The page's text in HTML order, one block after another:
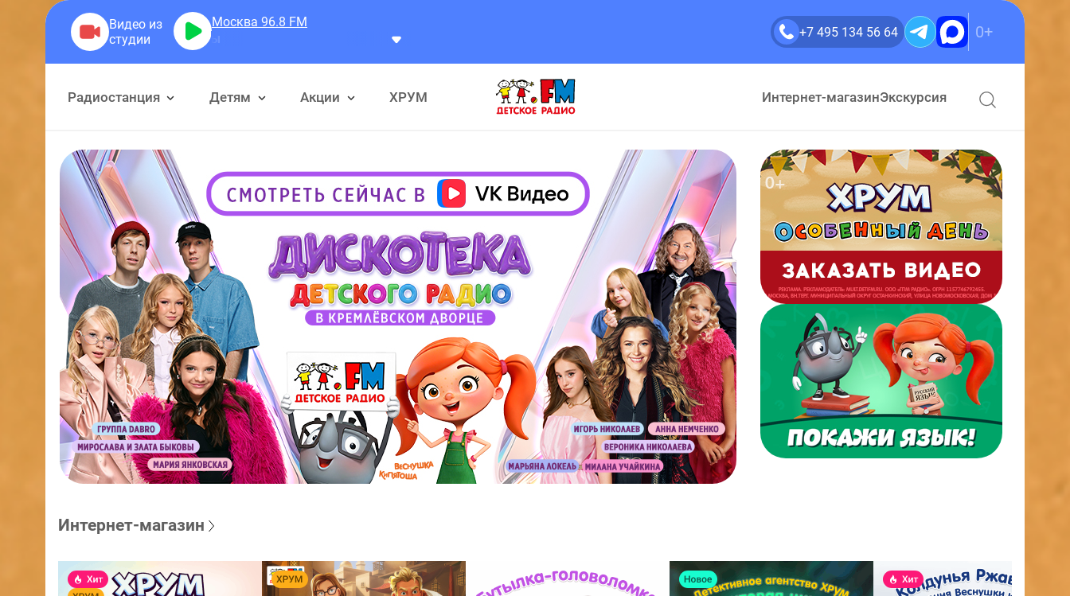
Москва 96.8 FM
Герра Александр
+7 495 134 56 64 0+
Радиостанция Детям Акции ХРУМ Интернет-магазинЭкскурсия
Интернет-магазин